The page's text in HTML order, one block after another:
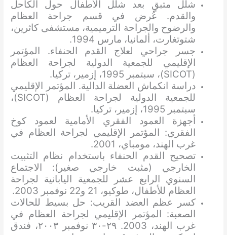
شلل متبقٍ بعد شلل الأطفال حول الكاحل
والقدم. عُرض في قسم جراحة العظام
والرضوح والجراحة الترميمية، مستشفى كاثرين،
شتوتغارت، ألمانيا، مارس 1994.
جسر جراحي لعلاج القدم الحنفاء. المؤتمر
الإقليمي للجمعية الدولية لجراحة العظام
(SICOT)، سبتمبر 1995، إزمير، تركيا.
دراسة انكماش العضلة الدالية. المؤتمر الإقليمي
للجمعية الدولية لجراحة العظام (SICOT)،
سبتمبر 1995، إزمير، تركيا.
أجهزة العمود الفقري الأمامية لعمود كوخ
الفقري: المؤتمر الإقليمي لجراحة العظام في
غرب الهند، مومباي، 2001.
تصحيح القدم الحنفاء باستخدام نظام التثبيت
الخارجي (مثبت خارجي صغير): الاجتماع
السنوي الرابع عشر للجمعية اليابانية لجراحة
العظام للأطفال، طوكيو، 21 و22 نوفمبر 2003.
كسر عظم العضد القريب: حل بسيط للحالات
الصعبة: المؤتمر الإقليمي لجراحة العظام في
غرب الهند، 2003. ٢٩-٣٠ نوفمبر ٢٠٠٣، فندق